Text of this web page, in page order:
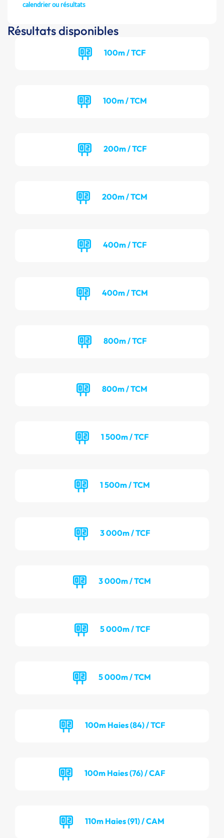
calendrier ou résultats
Résultats disponibles
100m / TCF
100m / TCM
200m / TCF
200m / TCM
400m / TCF
400m / TCM
800m / TCF
800m / TCM
1 500m / TCF
1 500m / TCM
3 000m / TCF
3 000m / TCM
5 000m / TCF
5 000m / TCM
100m Haies (84) / TCF
100m Haies (76) / CAF
110m Haies (91) / CAM